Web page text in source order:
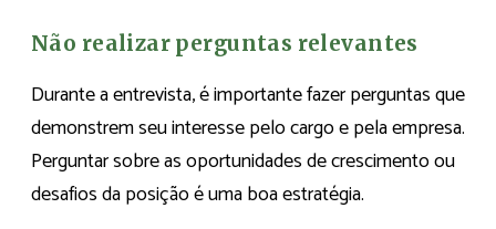
Não realizar perguntas relevantes
Durante a entrevista, é importante fazer perguntas que
demonstrem seu interesse pelo cargo e pela empresa.
Perguntar sobre as oportunidades de crescimento ou
desafios da posição é uma boa estratégia.